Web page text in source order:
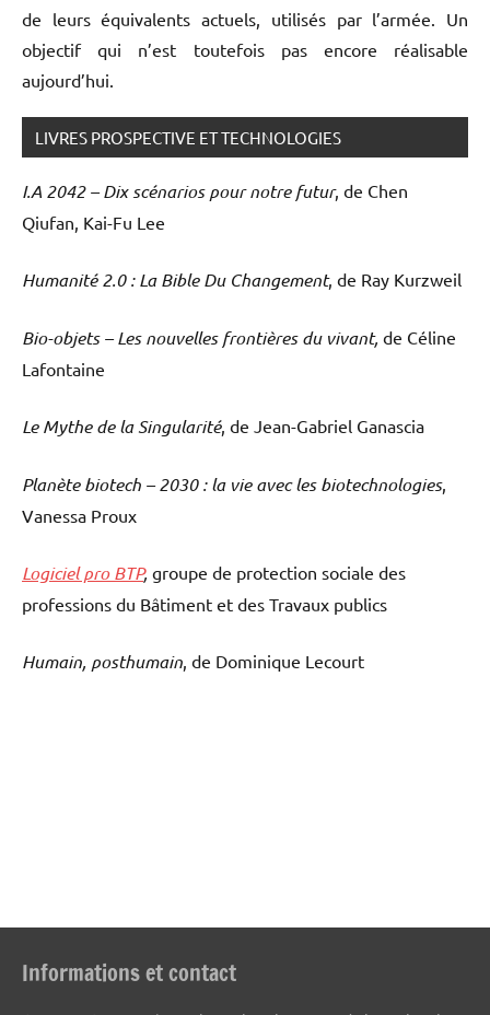
de leurs équivalents actuels, utilisés par l’armée. Un
objectif qui n’est toutefois pas encore réalisable
aujourd’hui.
LIVRES PROSPECTIVE ET TECHNOLOGIES
I.A 2042 – Dix scénarios pour notre futur, de Chen
Qiufan, Kai-Fu Lee
Humanité 2.0 : La Bible Du Changement, de Ray Kurzweil
Bio-objets – Les nouvelles frontières du vivant, de Céline
Lafontaine
Le Mythe de la Singularité, de Jean-Gabriel Ganascia
Planète biotech – 2030 : la vie avec les biotechnologies,
Vanessa Proux
Logiciel pro BTP, groupe de protection sociale des
professions du Bâtiment et des Travaux publics
Humain, posthumain , de Dominique Lecourt
Informations et contact